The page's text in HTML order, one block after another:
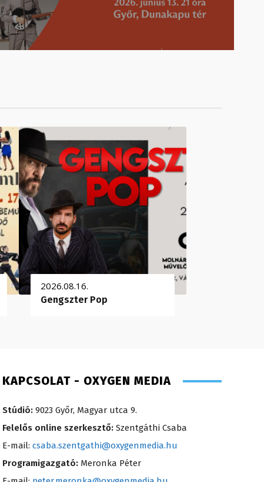
2026.08.16.
Gengszter Pop
KAPCSOLAT - OXYGEN MEDIA
Stúdió: 9023 Győr, Magyar utca 9.
Felelős online szerkesztő: Szentgáthi Csaba
E-mail: csaba.szentgathi@oxygenmedia.hu
Programigazgató: Meronka Péter